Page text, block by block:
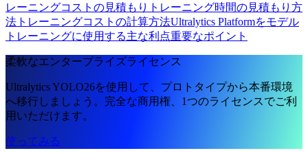
レーニングコストの見積もり トレーニング時間の見積もり方
法 トレーニングコストの計算方法Ultralytics Platformをモデル
トレーニングに使用する主な利点重要なポイント
柔軟なエンタープライズライセンス
Ultralytics YOLO26を使用して、プロトタイプから本番環境
へ移行しましょう。完全な商用権、1つのライセンスでご利
用いただけます。
使ってみる